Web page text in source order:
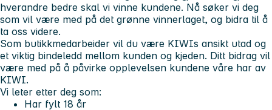
hverandre bedre skal vi vinne kundene. Nå søker vi deg
som vil være med på det grønne vinnerlaget, og bidra til å
ta oss videre.
Som butikkmedarbeider vil du være KIWIs ansikt utad og
et viktig bindeledd mellom kunden og kjeden. Ditt bidrag vil
være med på å påvirke opplevelsen kundene våre har av
KIWI.
Vi leter etter deg som:
Har fylt 18 år